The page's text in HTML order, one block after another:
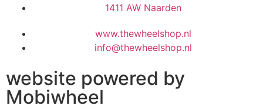
1411 AW Naarden
www.thewheelshop.nl
info@thewheelshop.nl
website powered by
Mobiwheel